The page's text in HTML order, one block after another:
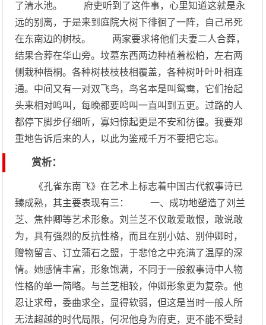
了清水池。 府吏听到了这件事，心里知道这就是永
远的别离，于是来到庭院大树下徘徊了一阵，自己吊死
在东南边的树枝。 两家要求将他们夫妻二人合葬，
结果合葬在华山旁。坟墓东西两边种植着松柏，左右两
侧栽种梧桐。各种树枝枝枝相覆盖，各种树叶叶叶相连
通。中间又有一对双飞鸟，鸟名本是叫鸳鸯，它们抬起
头来相对鸣叫，每晚都要鸣叫一直叫到五更。过路的人
都停下脚步仔细听，寡妇惊起更是不安和彷徨。我要郑
重地告诉后来的人，以此为鉴戒千万不要把它忘。
赏析：
《孔雀东南飞》在艺术上标志着中国古代叙事诗已
臻成熟，其主要表现有三： 一、成功地塑造了刘兰
芝、焦仲卿等艺术形象。刘兰芝不仅敢爱敢恨，敢说敢
为，具有强烈的反抗性格，而且在别小姑、别仲卿时，
赠物留言、订立蒲石之盟，于悲怆之中充满了温厚的深
情。她感情丰富，形象饱满，不同于一般叙事诗中人物
性格的单一简略。与兰芝相较，仲卿形象更为复杂。他
忍让求母，委曲求全，显得软弱，但这是当时一般人所
无法超越的时代局限，何况他身为府吏，更不能不受封